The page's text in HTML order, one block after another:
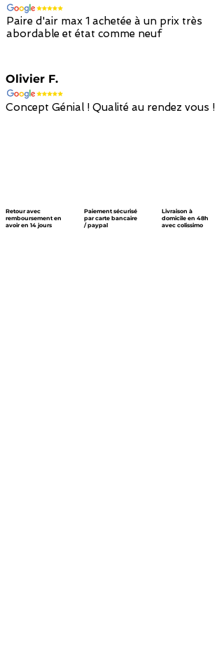
Paire d'air max 1 achetée à un prix très
abordable et état comme neuf
Olivier F.
Concept Génial ! Qualité au rendez vous !
Retour avec
remboursement en
avoir en 14 jours
Paiement sécurisé
par carte bancaire
/ paypal
Livraison à
domicile en 48h
avec colissimo